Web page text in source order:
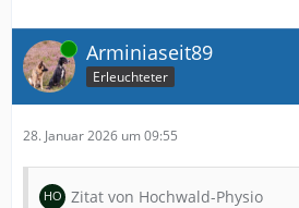
Online Arminiaseit89
Erleuchteter
28. Januar 2026 um 09:55
Zitat von Hochwald-Physio